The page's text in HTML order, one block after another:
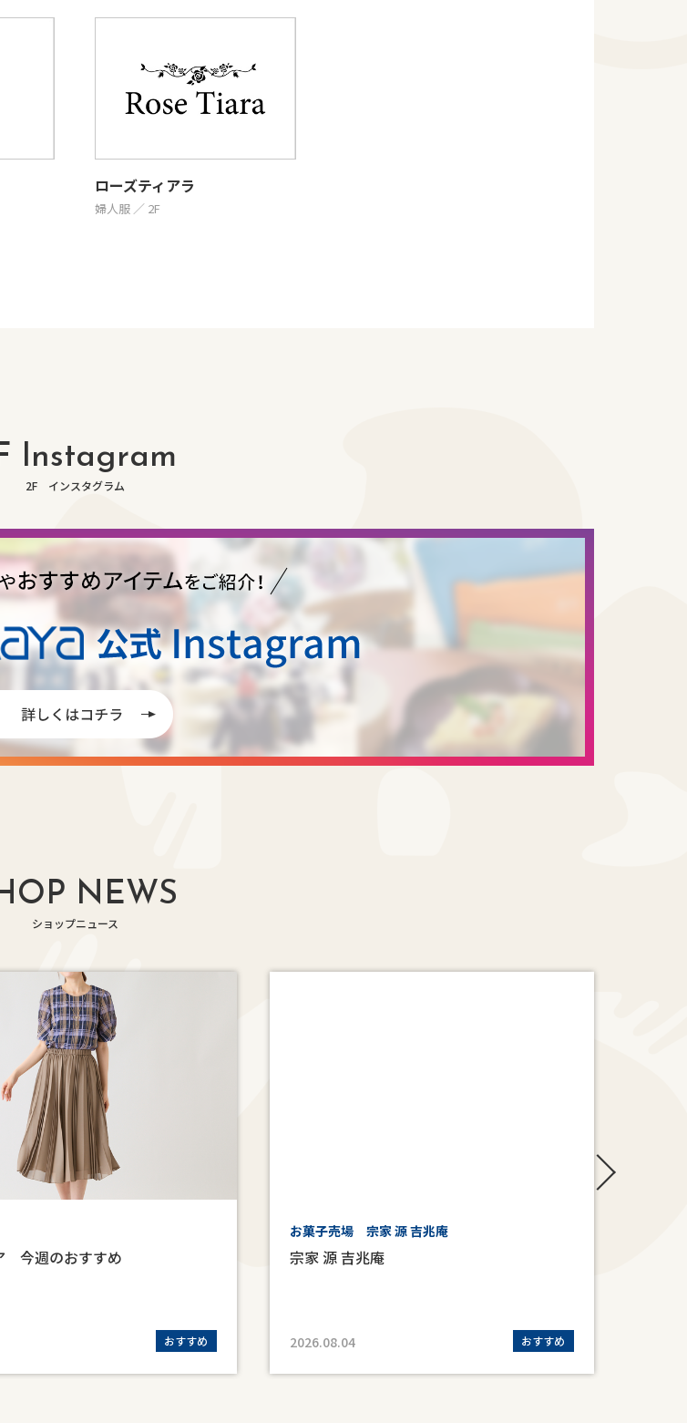
ローズティアラ
婦人服 ／ 2F
Instagram
2F インスタグラム
NEWS
ショップニュース
今週のおすすめ
おすすめ
お菓子売場 宗家 源 吉兆庵
宗家 源 吉兆庵
2026.08.04 おすすめ